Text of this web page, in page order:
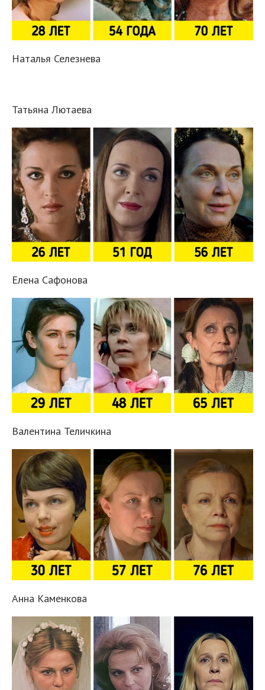
Наталья Селезнева
Татьяна Лютаева
Елена Сафонова
Валентина Теличкина
Анна Каменкова